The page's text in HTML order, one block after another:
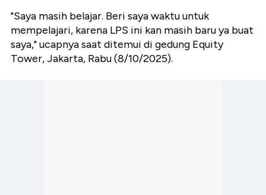
"Saya masih belajar. Beri saya waktu untuk
mempelajari, karena LPS ini kan masih baru ya buat
saya," ucapnya saat ditemui di gedung Equity
Tower, Jakarta, Rabu (8/10/2025).